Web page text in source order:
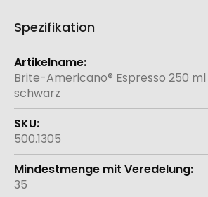
Spezifikation
Weitere
Informationen
Brite-Americano® Espresso 250
schwarz
500.1305
35